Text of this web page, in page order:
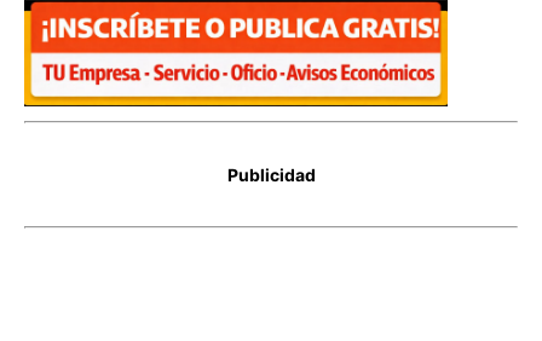
Publicidad